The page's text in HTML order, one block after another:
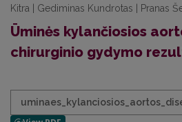
Kitra | Gediminas Kundrotas | Pranas
Ūminės kylančiosios
chirurginio gydymo